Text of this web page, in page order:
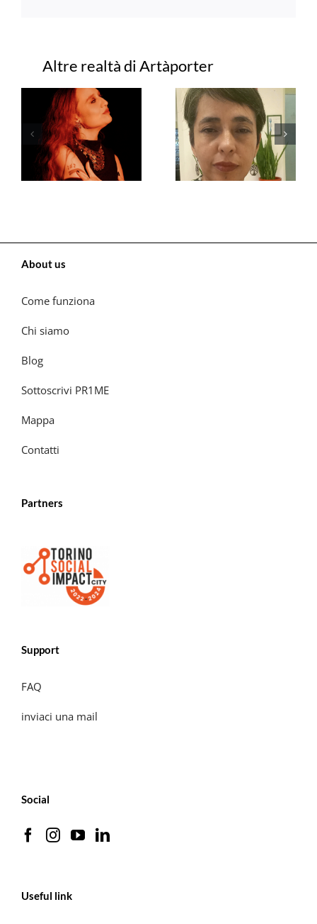
Progetti correlati
About us
Come funziona
Chi siamo
Blog
Sottoscrivi PR1ME
Mappa
Contatti
Partners
Support
FAQ
inviaci una mail
Social
Useful link